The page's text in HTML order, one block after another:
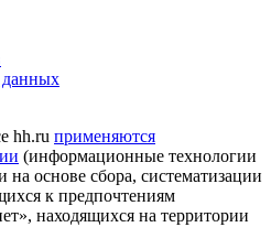
данных
hh.ru применяются
(информационные технологии
основе сбора, систематизации
к предпочтениям
находящихся на территории